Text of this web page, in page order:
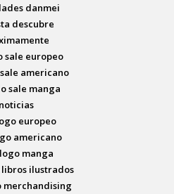
danmei
descubre
sale europeo
americano
sale manga
noticias
europeo
americano
manga
ilustrados
merchandising